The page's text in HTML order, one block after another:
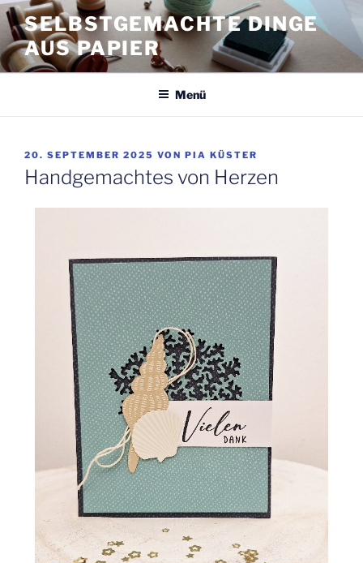
Zum
Inhalt
springen
SELBSTGEMACHTE DINGE
AUS PAPIER
Menü
VERÖFFENTLICHT
AM
20. SEPTEMBER 2025 VON PIA KÜSTER
Handgemachtes von Herzen